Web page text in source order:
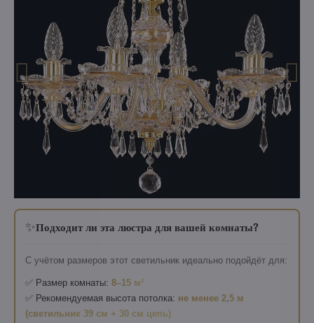
✨Подходит ли эта люстра для вашей комнаты?
С учётом размеров этот светильник идеально подойдёт для:
✅ Размер комнаты: 8–15 м²
✅ Рекомендуемая высота потолка: не менее 2,5 м
(светильник 39 см + 30 см цепь)